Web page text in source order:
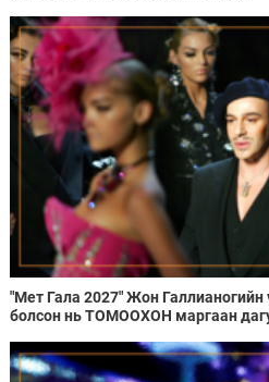
"Мет Гала 2027" Жон Галлианогийн
болсон нь ТОМООХОН маргаан